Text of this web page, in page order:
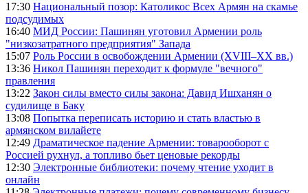
17:30 Национальный позор: Католикос Всех Армян на скамье
подсудимых
16:40 МИД России: Пашинян уготовил Армении роль
"низкозатратного предприятия" Запада
15:07 Роль России в освобождении Армении (XVIII–XX вв.)
13:36 Никол Пашинян переходит к формуле "вечного"
правления
13:22 Закон силы вместо силы закона: Давид Ишханян о
судилище в Баку
13:08 Попытка переписать историю и стать властью в
армянском вилайете
12:49 Драматическое падение Армении: товарооборот с
Россией рухнул, а топливо бьет ценовые рекорды
12:30 Электронные библиотеки: почему чтение уходит в
онлайн